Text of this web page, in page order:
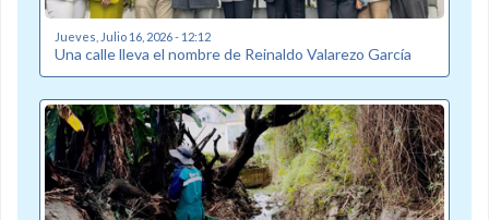
Jueves, Julio 16, 2026 - 12:12
Una calle lleva el nombre de Reinaldo Valarezo García